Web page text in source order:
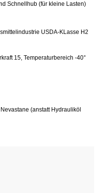
Schnellhub (für kleine Lasten)
USDA-KLasse H2
15, Temperaturbereich -40°
(anstatt Hydrauliköl